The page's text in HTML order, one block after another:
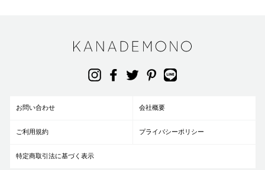
お問い合わせ 会社概要
ご利用規約 プライバシーポリシー
特定商取引法に基づく表示